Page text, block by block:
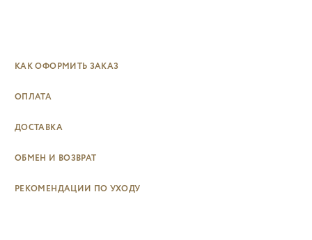
КАК ОФОРМИТЬ ЗАКАЗ
ОПЛАТА
ДОСТАВКА
ОБМЕН И ВОЗВРАТ
РЕКОМЕНДАЦИИ ПО УХОДУ